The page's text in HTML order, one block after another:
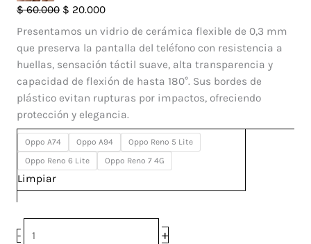
$60.000 El
original
$ 60.000.
$ 20.000El
precio
actual
es:
$ 20.000.
Presentamos un vidrio de cerámica flexible de 0,3 mm
que preserva la pantalla del teléfono con resistencia a
huellas, sensación táctil suave, alta transparencia y
capacidad de flexión de hasta 180°. Sus bordes de
plástico evitan rupturas por impactos, ofreciendo
protección y elegancia.
Oppo A74 Oppo A94
Oppo Reno 5 Lite
Oppo Reno 6 Lite
Oppo Reno 7 4G
Limpiar
-
Vidrio
Cerámico
para
Oppo
cantidad
+